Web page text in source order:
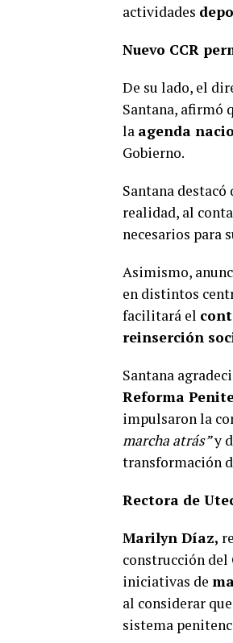
actividades
Nuevo CCR
De su lado, el
Santana, afirmó
la agenda
Gobierno.
Santana destacó
realidad, al
necesarios para
Asimismo,
en distintos
facilitará el
reinserción
Santana
Reforma
impulsaron la
marcha atrás”y
transformación
Rectora de
Marilyn Díaz,
construcción del
iniciativas de
al considerar
sistema